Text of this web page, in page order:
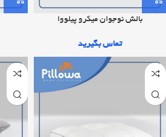
بالش نوجوان میکرو پیلووا
تماس بگیرید